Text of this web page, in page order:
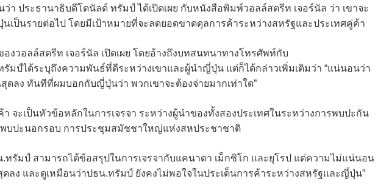
ว่า ประธานาธิบดีโดนัลด์ ทรัมป์ ได้เปิดเผย กับหนังสือพิมพ์วอลล์สตรีท เจอร์นัล ว่า เขาจะ
เป็นรายต่อไป โดยมีเป้าหมายที่จะลดยอดขาดดุลการค้าระหว่างสหรัฐและประเทศคู่ค้า
งวอลล์สตรีท เจอร์นัล เปิดเผย โดยอ้างถึงบทสนทนาทางโทรศัพท์กับ
มป์ได้ระบุถึงความพันธ์ที่ดีระหว่างเขาและผู้นำญี่ปุ่น แต่ก็ได้กล่าวเพิ่มเติมว่า “แน่นอนว่า
ลง ทันทีที่ผมบอกกับญี่ปุ่นว่า พวกเขาจะต้องจ่ายมากเท่าใด”
จะเป็นหัวข้อหลักในการเจรจา ระหว่างผู้นำของทั้งสองประเทศในระหว่างการพบปะกัน
พบปะนอกรอบ การประชุมสมัชชาใหญ่แห่งสหประชาชาติ
ทรัมป์ สามารถได้ข้อสรุปในการเจรจากับแคนาดา เม็กซิโก และยุโรป แต่ความไม่แน่นอน
ลง และดูเหมือนว่าปธน.ทรัมป์ ยังคงไม่พอใจในประเด็นการค้าระหว่างสหรัฐและญี่ปุ่น”